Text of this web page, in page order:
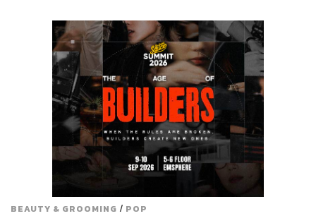
BEAUTY & GROOMING / POP